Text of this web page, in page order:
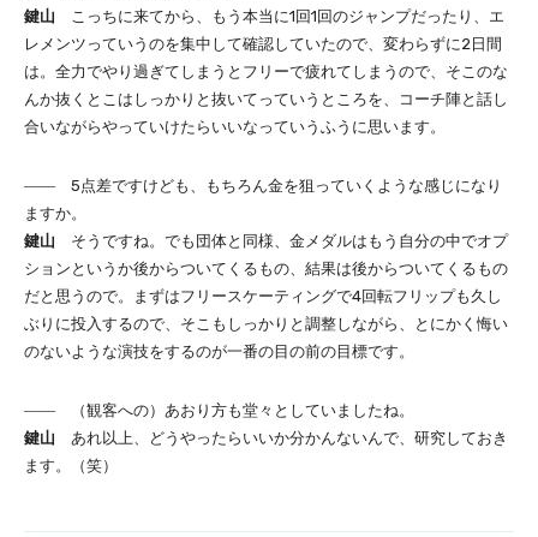
鍵山 こっちに来てから、もう本当に1回1回のジャンプだったり、エ
レメンツっていうのを集中して確認していたので、変わらずに2日間
は。全力でやり過ぎてしまうとフリーで疲れてしまうので、そこのな
んか抜くとこはしっかりと抜いてっていうところを、コーチ陣と話し
合いながらやっていけたらいいなっていうふうに思います。
―― 5点差ですけども、もちろん金を狙っていくような感じになり
ますか。
鍵山 そうですね。でも団体と同様、金メダルはもう自分の中でオプ
ションというか後からついてくるもの、結果は後からついてくるもの
だと思うので。まずはフリースケーティングで4回転フリップも久し
ぶりに投入するので、そこもしっかりと調整しながら、とにかく悔い
のないような演技をするのが一番の目の前の目標です。
―― （観客への）あおり方も堂々としていましたね。
鍵山 あれ以上、どうやったらいいか分かんないんで、研究しておき
ます。（笑）